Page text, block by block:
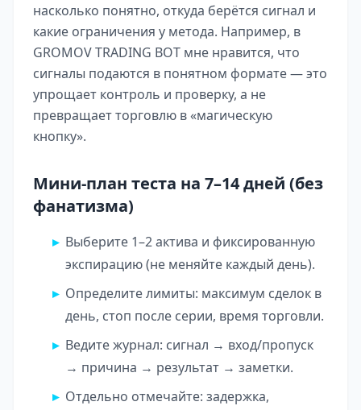
насколько понятно, откуда берётся сигнал и
какие ограничения у метода. Например, в
GROMOV TRADING BOT мне нравится, что
сигналы подаются в понятном формате — это
упрощает контроль и проверку, а не
превращает торговлю в «магическую
кнопку».
Мини-план теста на 7–14 дней (без
фанатизма)
Выберите 1–2 актива и фиксированную
экспирацию (не меняйте каждый день).
Определите лимиты: максимум сделок в
день, стоп после серии, время торговли.
Ведите журнал: сигнал → вход/пропуск
→ причина → результат → заметки.
Отдельно отмечайте: задержка,